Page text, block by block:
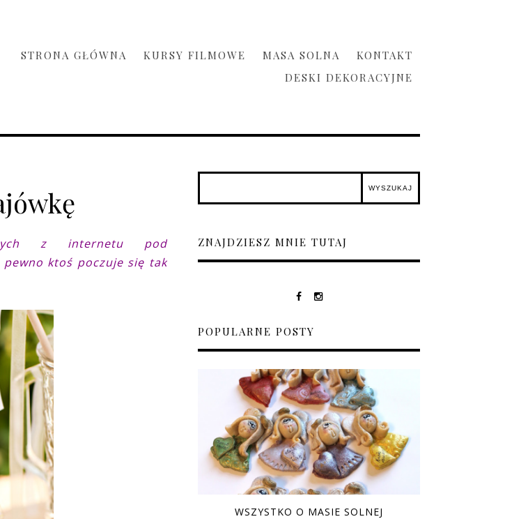
STRONA GŁÓWNA KURSY FILMOWE MASA SOLNA
KONTAKT
DESKI DEKORACYJNE
z internetu pod
ktoś poczuje się tak
ZNAJDZIESZ MNIE TUTAJ
POPULARNE POSTY
WSZYSTKO O MASIE SOLNEJ